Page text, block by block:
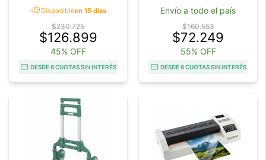
acuteDisponibleen 15 días
$230.725
$126.899
45% OFF
DESDE 6 CUOTAS SIN INTERÉS
Envío a todo el país
$160.553
$72.249
55% OFF
DESDE 6 CUOTAS SIN INTERÉS